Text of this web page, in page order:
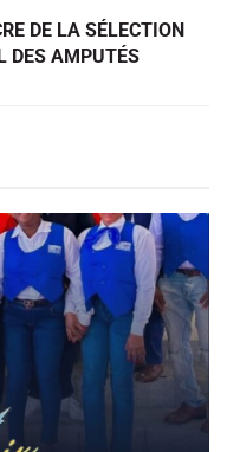
DE LA SÉLECTION
DES AMPUTÉS